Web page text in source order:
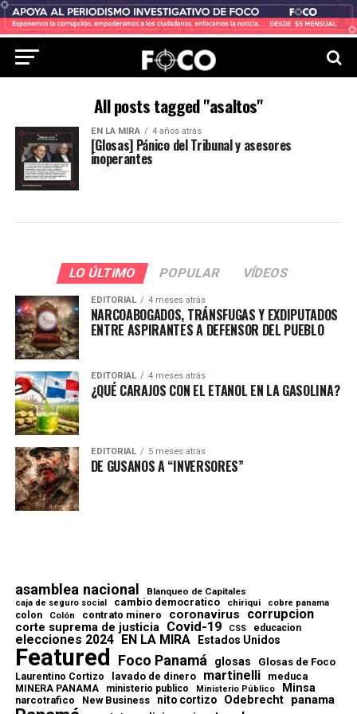
All posts tagged "asaltos"
EN LA MIRA 4 años atrás
[Glosas] Pánico del Tribunal y asesores
inoperantes
LO ÚLTIMO POPULAR VÍDEOS
EDITORIAL 4 meses atrás
NARCOABOGADOS, TRÁNSFUGAS Y EXDIPUTADOS
ENTRE ASPIRANTES A DEFENSOR DEL PUEBLO
EDITORIAL 4 meses atrás
¿QUÉ CARAJOS CON EL ETANOL EN LA GASOLINA?
EDITORIAL 5 meses atrás
DE GUSANOS A “INVERSORES”
asamblea nacional Blanqueo de Capitales
caja de seguro social cambio democratico chiriqui cobre panama
colon Colón contrato minero coronavirus corrupcion
corte suprema de justicia Covid-19 CSS educacion
elecciones 2024 EN LA MIRA Estados Unidos
Featured Foco Panamá glosas Glosas de Foco
Laurentino Cortizo lavado de dinero martinelli meduca
MINERA PANAMA ministerio publico Ministerio Público Minsa
narcotrafico New Business nito cortizo Odebrecht panama